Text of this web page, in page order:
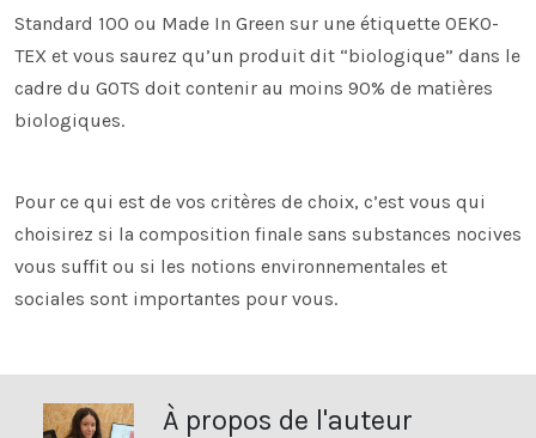
Standard 100 ou Made In Green sur une étiquette OEKO-
TEX et vous saurez qu’un produit dit “biologique” dans le
cadre du GOTS doit contenir au moins 90% de matières
biologiques.
Pour ce qui est de vos critères de choix, c’est vous qui
choisirez si la composition finale sans substances nocives
vous suffit ou si les notions environnementales et
sociales sont importantes pour vous.
À propos de l'auteur